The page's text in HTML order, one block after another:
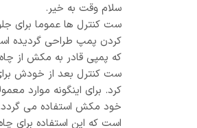
سلام وقت به خیر.
ست کنترل ها عموما برای
کردن پمپ طراحی گردیده
که پمپی قادر به مکش از
ست کنترل بعد از خودش
کرد. برای اینگونه موارد
خود مکش استفاده می
است که این استفاده برای